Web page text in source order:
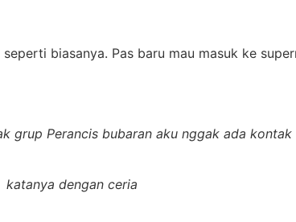
biasanya. Pas baru mau masuk ke
grup Perancis bubaran aku nggak ada kontak
katanya dengan ceria